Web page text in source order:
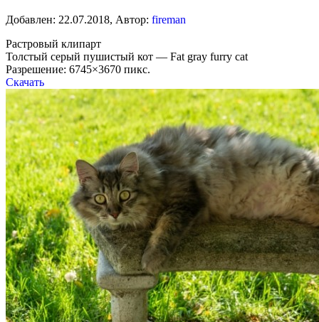
Добавлен: 22.07.2018, Автор: fireman
Растровый клипарт
Толстый серый пушистый кот — Fat gray furry cat
Разрешение: 6745×3670 пикс.
Скачать